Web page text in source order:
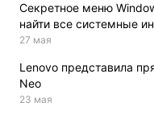
Секретное меню
найти все системные
27 мая
Lenovo представила
Neo
23 мая